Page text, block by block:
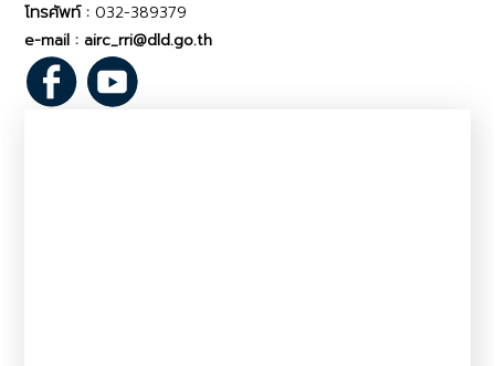
โทรศัพท์ : 032-389379
e-mail : airc_rri@dld.go.th